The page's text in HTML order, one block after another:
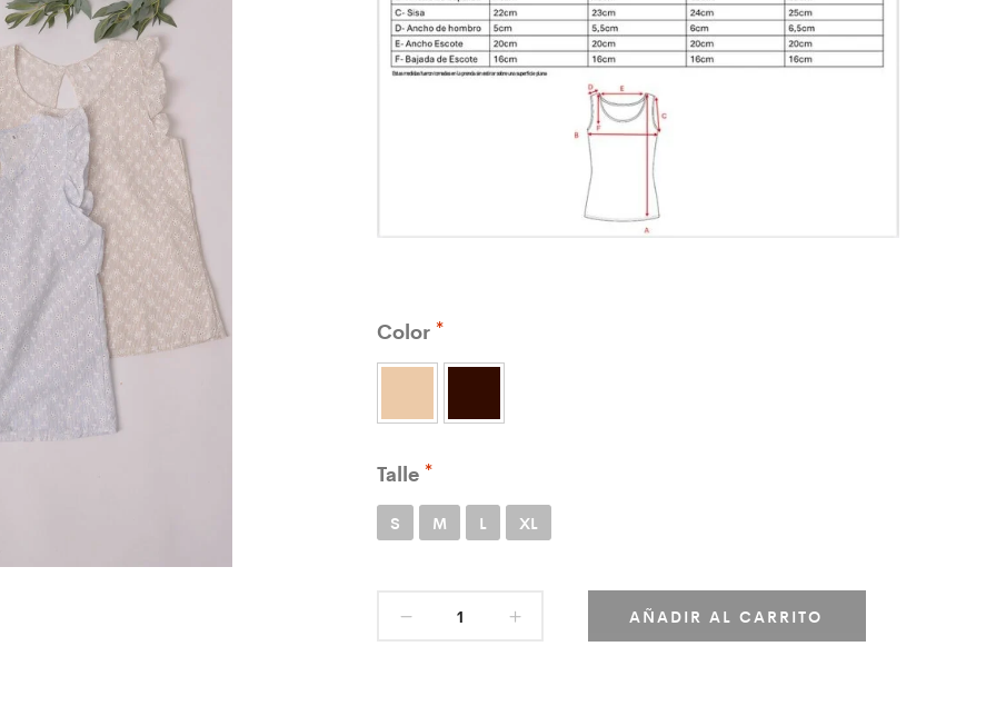
Color
Talle
S M L XL
AÑADIR AL CARRITO